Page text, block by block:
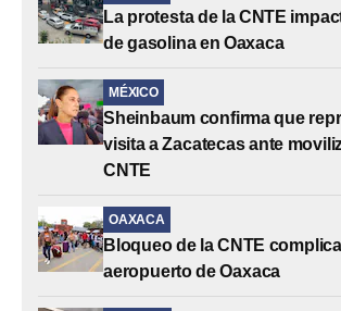
La protesta de la CNTE
de gasolina en Oaxaca
MÉXICO
Sheinbaum confirma que
visita a Zacatecas ante
CNTE
OAXACA
Bloqueo de la CNTE
aeropuerto de Oaxaca